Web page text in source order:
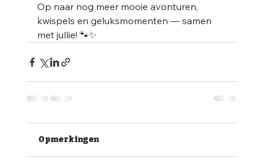
Op naar nog meer mooie avonturen,
kwispels en geluksmomenten — samen
met jullie! 🐾✨
Opmerkingen